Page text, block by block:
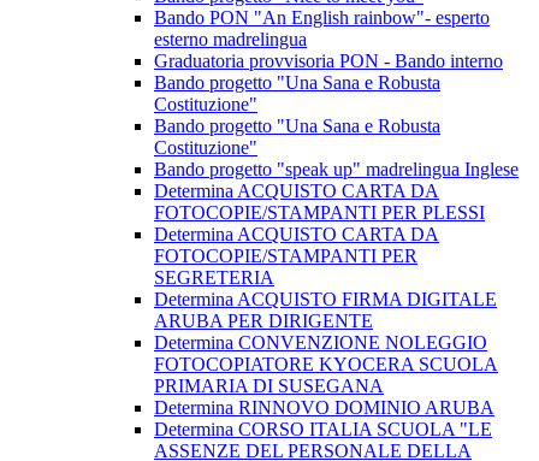
Bando PON "An English rainbow"- esperto
esterno madrelingua
Graduatoria provvisoria PON - Bando interno
Bando progetto "Una Sana e Robusta
Costituzione"
Bando progetto "Una Sana e Robusta
Costituzione"
Bando progetto "speak up" madrelingua Inglese
Determina ACQUISTO CARTA DA
FOTOCOPIE/STAMPANTI PER PLESSI
Determina ACQUISTO CARTA DA
FOTOCOPIE/STAMPANTI PER
SEGRETERIA
Determina ACQUISTO FIRMA DIGITALE
ARUBA PER DIRIGENTE
Determina CONVENZIONE NOLEGGIO
FOTOCOPIATORE KYOCERA SCUOLA
PRIMARIA DI SUSEGANA
Determina RINNOVO DOMINIO ARUBA
Determina CORSO ITALIA SCUOLA "LE
ASSENZE DEL PERSONALE DELLA